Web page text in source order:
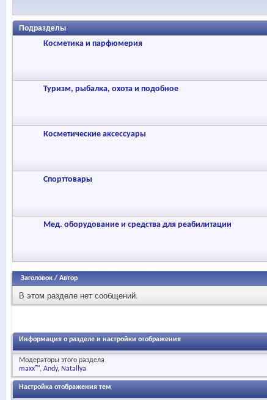
Подразделы
Косметика и парфюмерия
Туризм, рыбалка, охота и подобное
Косметические аксессуары
Спорттовары
Мед. оборудование и средства для реабилитации
Заголовок / Автор
В этом разделе нет сообщений.
Информация о разделе и настройки отображения
Модераторы этого раздела
maxx™ Andy Natallya
Настройка отображения тем